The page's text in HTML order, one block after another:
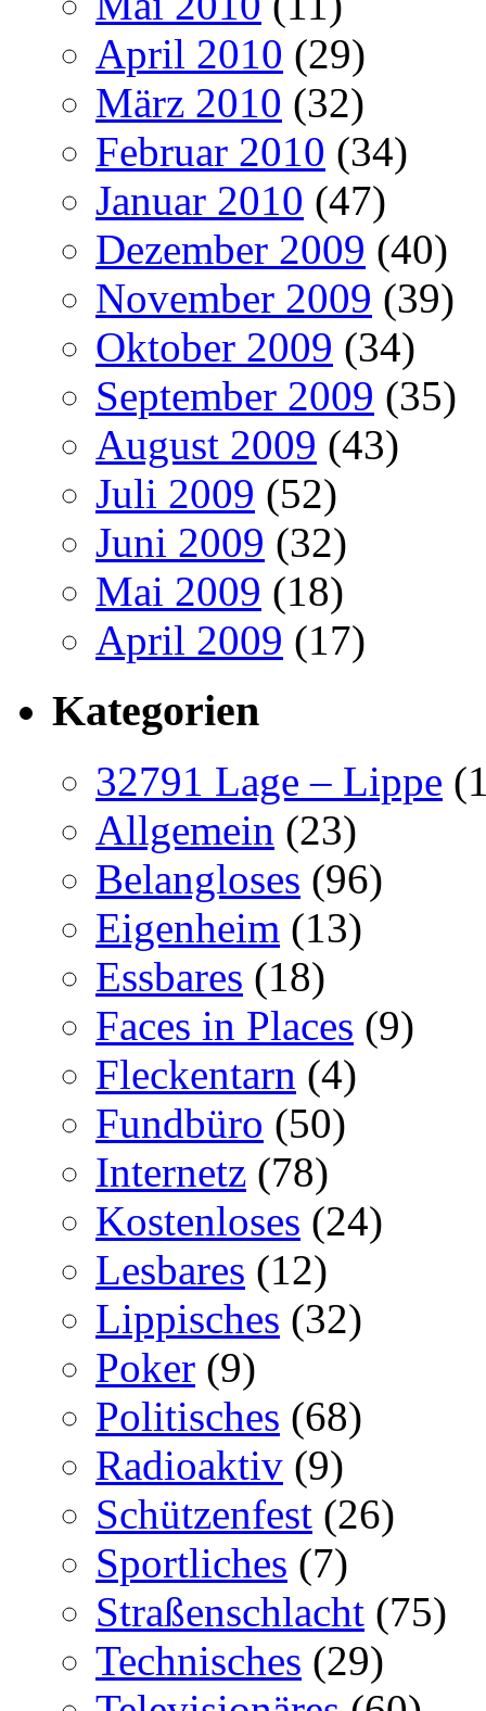
April 2010 (29)
März 2010 (32)
Februar 2010 (34)
Januar 2010 (47)
Dezember 2009 (40)
November 2009 (39)
Oktober 2009 (34)
September 2009 (35)
August 2009 (43)
Juli 2009 (52)
Juni 2009 (32)
Mai 2009 (18)
April 2009 (17)
Kategorien
32791 Lage – Lippe
Allgemein (23)
Belangloses (96)
Eigenheim (13)
Essbares (18)
Faces in Places (9)
Fleckentarn (4)
Fundbüro (50)
Internetz (78)
Kostenloses (24)
Lesbares (12)
Lippisches (32)
Poker (9)
Politisches (68)
Radioaktiv (9)
Schützenfest (26)
Sportliches (7)
Straßenschlacht (75)
Technisches (29)